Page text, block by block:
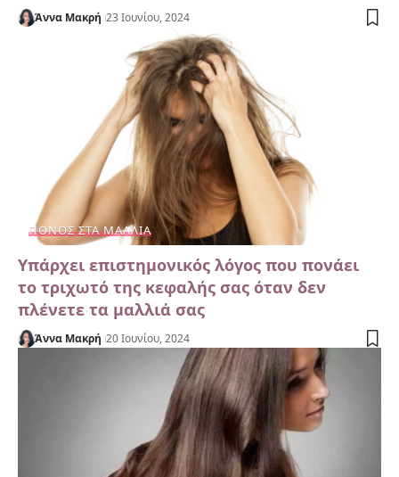
Άννα Μακρή 23 Ιουνίου, 2024
ΠΌΝΟΣ ΣΤΑ ΜΑΛΛΙΆ
Υπάρχει επιστημονικός λόγος που πονάει
το τριχωτό της κεφαλής σας όταν δεν
πλένετε τα μαλλιά σας
Άννα Μακρή 20 Ιουνίου, 2024